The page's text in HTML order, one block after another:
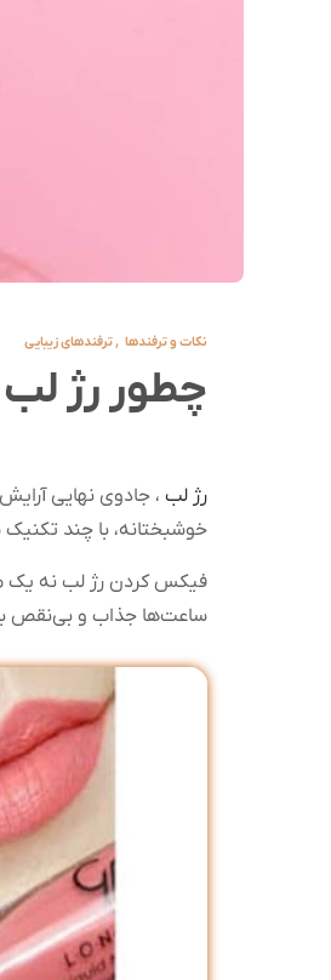
نکات و ترفندها ,ترفندهای زیبایی
چطور رژ لب را فیکس
رژ لب ، جادوی نهایی
خوشبختانه، با چند
فیکس کردن رژ لب نه یک
ساعت‌ها جذاب و بی‌نقص